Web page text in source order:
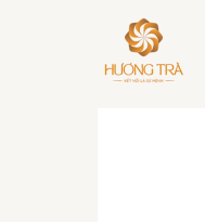
hướng
bài